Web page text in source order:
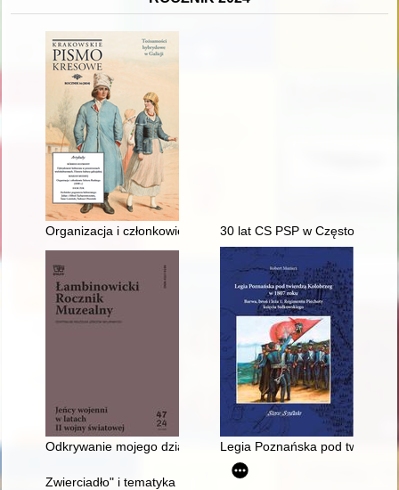
Organizacja i członkowie Soboru Ruskiego (1848) =
30 lat CS PSP w Częstochowie
Odkrywanie mojego dziadka Legia Poznańska pod twierdzą
Zwierciadło" i tematyka reportaży jako pomysł badawczy =